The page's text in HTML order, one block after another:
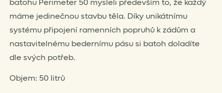
batohu Perimeter 50 mysleli především to, že každý
máme jedinečnou stavbu těla. Díky unikátnímu
systému připojení ramenních popruhů k zádům a
nastavitelnému bedernímu pásu si batoh doladíte
dle svých potřeb.
Objem: 50 litrů